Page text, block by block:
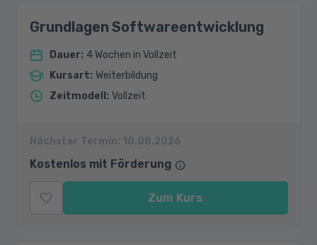
Grundlagen Softwareentwicklung
Dauer: 4 Wochen in Vollzeit
Kursart: Weiterbildung
Zeitmodell : Vollzeit
Nächster Termin: 10.08.2026
Kostenlos mit Förderung
Zum Kurs